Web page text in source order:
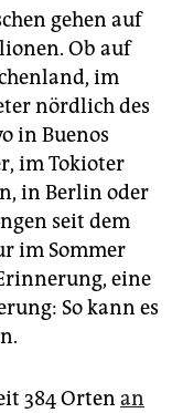
gehen auf
Ob auf
im
nördlich des
in Buenos
im Tokioter
in Berlin oder
seit dem
im Sommer
eine
So kann es
384 Orten an